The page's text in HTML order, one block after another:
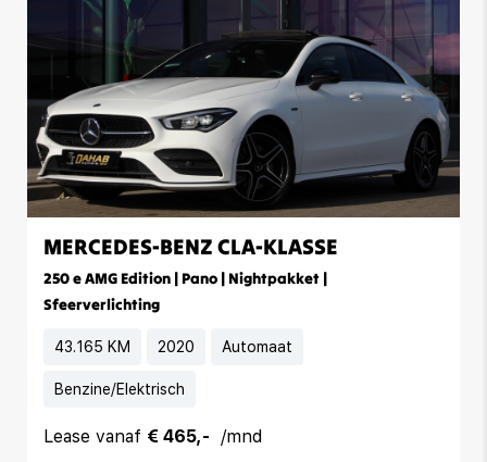
MERCEDES-BENZ CLA-KLASSE
250 e AMG Edition | Pano | Nightpakket |
Sfeerverlichting
43.165 KM 2020 Automaat
Benzine/Elektrisch
Lease vanaf € 465,-
/mnd